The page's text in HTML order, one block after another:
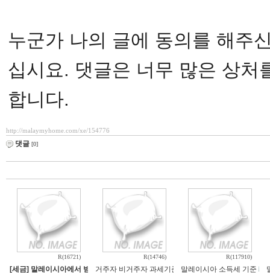
누군가 나의 글에 동의를 해주
십시요. 댓글은 너무 많은 상처
합니다.
http://malaymyhome.com/xe/154776
댓글 [0]
R(16721)
[세금] 말레이시아에서 받은 월급에 대한 26% 세금청구서의 원인과 해결방법
R(14746)
거주자 비거주자 과세기준
R(117910)
말레이시아 소득세 기준